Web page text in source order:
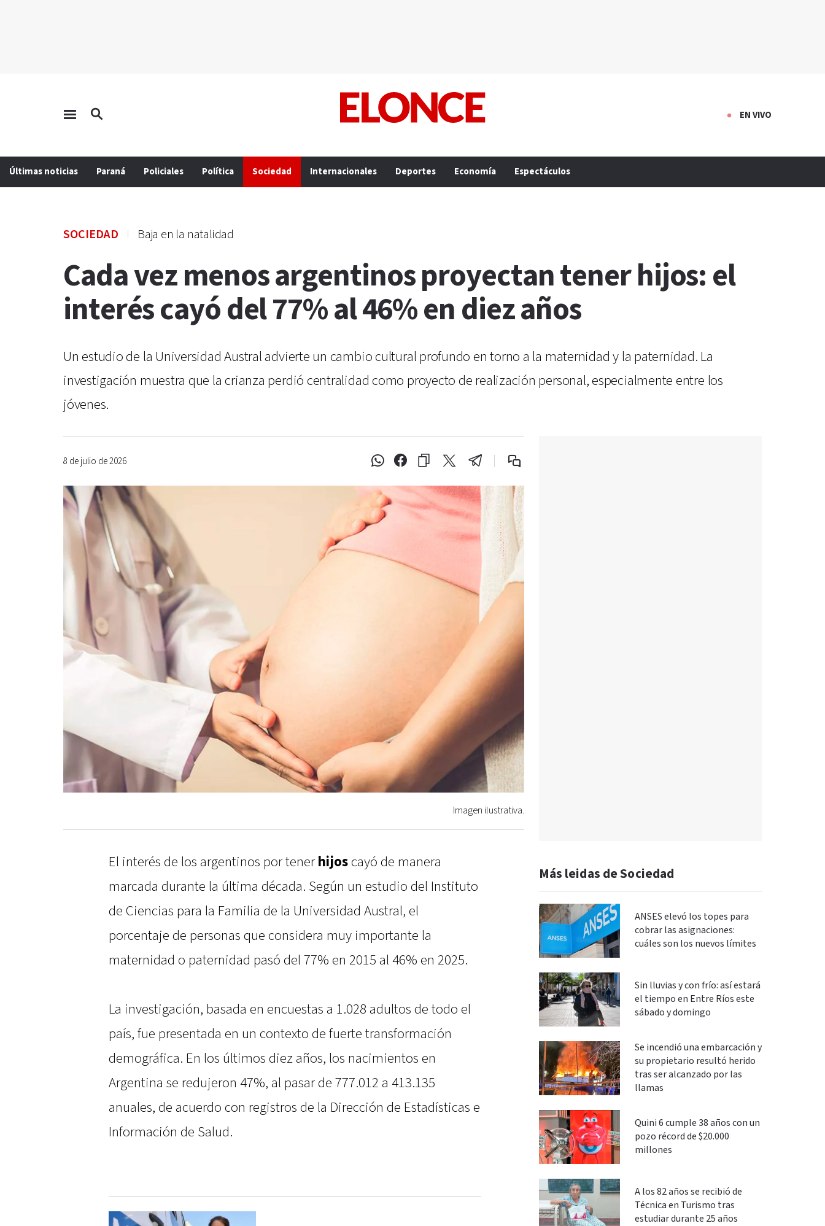
EN VIVO
Últimas noticias Paraná Policiales Política Sociedad Internacionales Deportes Economía Espectáculos
SOCIEDAD Baja en la natalidad
Cada vez menos argentinos proyectan tener hijos: el
interés cayó del 77% al 46% en diez años
Un estudio de la Universidad Austral advierte un cambio cultural profundo en torno a la maternidad y la paternidad. La
investigación muestra que la crianza perdió centralidad como proyecto de realización personal, especialmente entre los
jóvenes.
8 de julio de 2026
Imagen ilustrativa.
El interés de los argentinos por tenerhijoscayó de manera
marcada durante la última década. Según un estudio del Instituto
de Ciencias para la Familia de la Universidad Austral, el
porcentaje de personas que considera muy importante la
maternidad o paternidad pasó del 77% en 2015 al 46% en 2025.
La investigación, basada en encuestas a 1.028 adultos de todo el
país, fue presentada en un contexto de fuerte transformación
demográfica. En los últimos diez años, los nacimientos en
Argentina se redujeron 47%, al pasar de 777.012 a 413.135
anuales, de acuerdo con registros de la Dirección de Estadísticas e
Información de Salud.
Más leidas de Sociedad
ANSES elevó los topes para
cobrar las asignaciones:
cuáles son los nuevos límites
Sin lluvias y con frío: así estará
el tiempo en Entre Ríos este
sábado y domingo
Se incendió una embarcación y
su propietario resultó herido
tras ser alcanzado por las
llamas
Quini 6 cumple 38 años con un
pozo récord de $20.000
millones
A los 82 años se recibió de
Técnica en Turismo tras
estudiar durante 25 años